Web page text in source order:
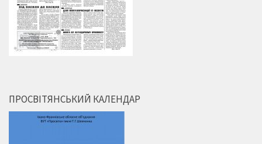
ПРОСВІТЯНСЬКИЙ КАЛЕНДАР